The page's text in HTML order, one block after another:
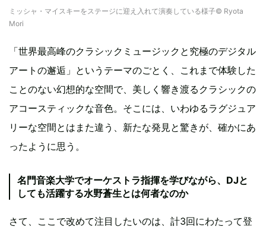
ミッシャ・マイスキーをステージに迎え入れて演奏している様子© Ryota
Mori
「世界最高峰のクラシックミュージックと究極のデジタル
アートの邂逅」というテーマのごとく、これまで体験した
ことのない幻想的な空間で、美しく響き渡るクラシックの
アコースティックな音色。そこには、いわゆるラグジュア
リーな空間とはまた違う、新たな発見と驚きが、確かにあ
ったように思う。
名門音楽大学でオーケストラ指揮を学びながら、DJと
しても活躍する水野蒼生とは何者なのか
さて、ここで改めて注目したいのは、計3回にわたって登